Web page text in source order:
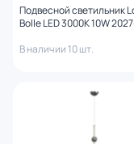
Подвесной светильник
Bolle LED 3000K 10W
В наличии 10 шт.